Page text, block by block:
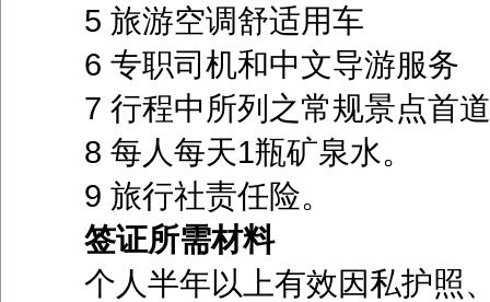
5 旅游空调舒适用车
6 专职司机和中文导游服务
7 行程中所列之常规景点首
8 每人每天1瓶矿泉水。
9 旅行社责任险。
签证所需材料
个人半年以上有效因私护照